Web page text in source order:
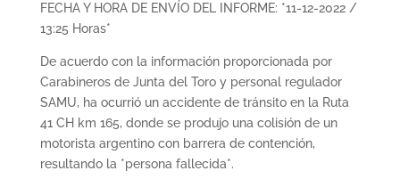
FECHA Y HORA DE ENVÍO DEL INFORME: *11-12-2022 /
13:25 Horas*
De acuerdo con la información proporcionada por
Carabineros de Junta del Toro y personal regulador
SAMU, ha ocurrió un accidente de tránsito en la Ruta
41 CH km 165, donde se produjo una colisión de un
motorista argentino con barrera de contención,
resultando la *persona fallecida*.